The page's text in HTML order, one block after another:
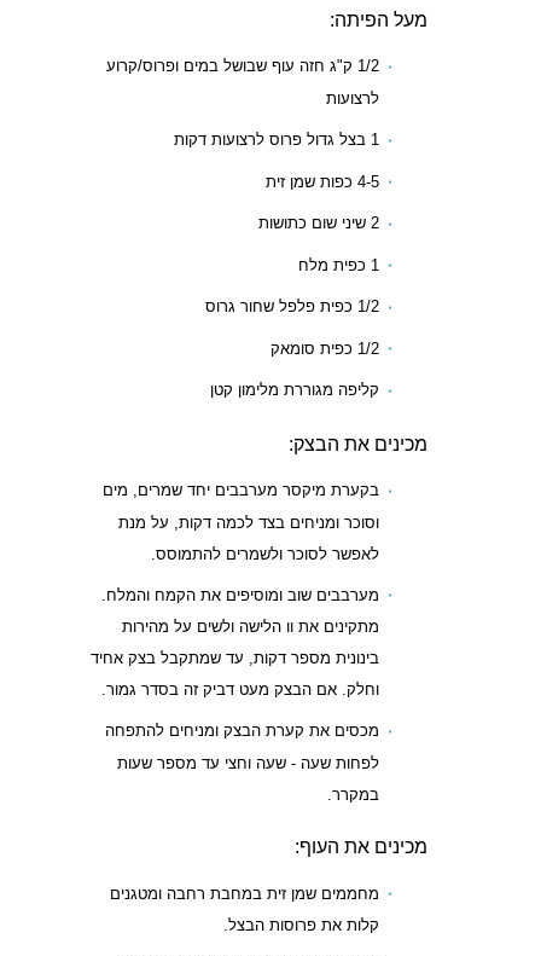
מעל הפיתה:
1/2 ק"ג חזה עוף שבושל במים ופרוס/קרוע
לרצועות
1 בצל גדול פרוס לרצועות דקות
4-5 כפות שמן זית
2 שיני שום כתושות
1 כפית מלח
1/2 כפית פלפל שחור גרוס
1/2 כפית סומאק
קליפה מגוררת מלימון קטן
מכינים את הבצק:
בקערת מיקסר מערבבים יחד שמרים, מים
וסוכר ומניחים בצד לכמה דקות, על מנת
לאפשר לסוכר ולשמרים להתמוסס.
מערבבים שוב ומוסיפים את הקמח והמלח.
מתקינים את וו הלישה ולשים על מהירות
בינונית מספר דקות, עד שמתקבל בצק אחיד
וחלק. אם הבצק מעט דביק זה בסדר גמור.
מכסים את קערת הבצק ומניחים להתפחה
לפחות שעה - שעה וחצי עד מספר שעות
במקרר.
מכינים את העוף:
מחממים שמן זית במחבת רחבה ומטגנים
קלות את פרוסות הבצל.